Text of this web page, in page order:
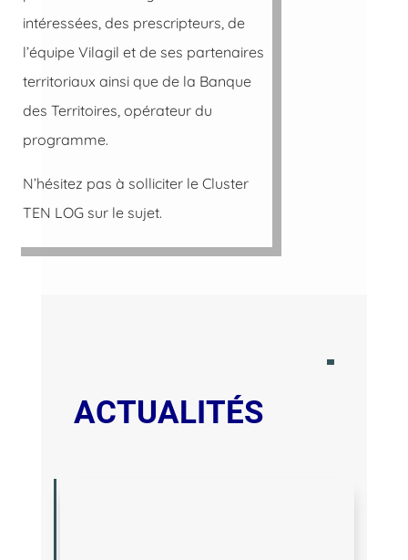
intéressées, des prescripteurs, de
l’équipe Vilagil et de ses partenaires
territoriaux ainsi que de la Banque
des Territoires, opérateur du
programme.
N’hésitez pas à solliciter le Cluster
TEN LOG sur le sujet.
ACTUALITÉS